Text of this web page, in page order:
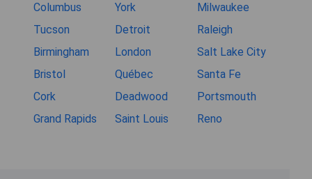
Columbus
York
Milwaukee
Tucson
Detroit
Raleigh
Birmingham
London
Salt Lake City
Bristol
Québec
Santa Fe
Cork
Deadwood
Portsmouth
Grand Rapids
Saint Louis Reno